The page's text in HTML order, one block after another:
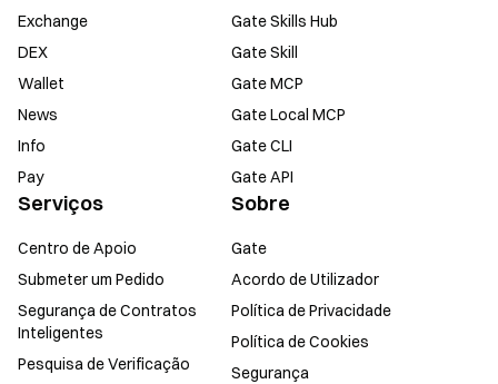
Exchange
DEX
Wallet
News
Info
Pay
Gate Skills Hub
Gate Skill
Gate MCP
Gate Local MCP
Gate CLI
Gate API
Serviços
Centro de Apoio
Submeter um Pedido
Segurança de Contratos
Inteligentes
Pesquisa de Verificação
Sobre
Gate
Acordo de Utilizador
Política de Privacidade
Política de Cookies
Segurança